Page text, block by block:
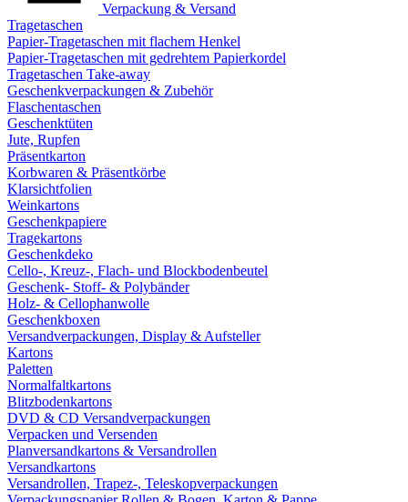
Verpackung & Versand
Tragetaschen
Papier-Tragetaschen mit flachem Henkel
Papier-Tragetaschen mit gedrehtem Papierkordel
Tragetaschen Take-away
Geschenkverpackungen & Zubehör
Flaschentaschen
Geschenktüten
Jute, Rupfen
Präsentkarton
Korbwaren & Präsentkörbe
Klarsichtfolien
Weinkartons
Geschenkpapiere
Tragekartons
Geschenkdeko
Cello-, Kreuz-, Flach- und Blockbodenbeutel
Geschenk- Stoff- & Polybänder
Holz- & Cellophanwolle
Geschenkboxen
Versandverpackungen, Display & Aufsteller
Kartons
Paletten
Normalfaltkartons
Blitzbodenkartons
DVD & CD Versandverpackungen
Verpacken und Versenden
Planversandkartons & Versandrollen
Versandkartons
Versandrollen, Trapez-, Teleskopverpackungen